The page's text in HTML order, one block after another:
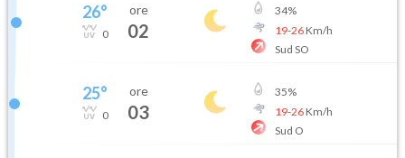
26°
0
ore
02
34%
19-26Km/h
Sud SO
25°
0
ore
03
35%
19-26Km/h
Sud O